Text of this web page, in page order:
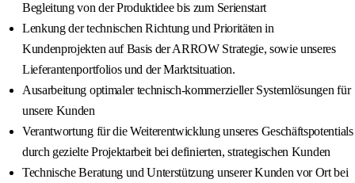
Begleitung von der Produktidee bis zum Serienstart
Lenkung der technischen Richtung und Prioritäten in
Kundenprojekten auf Basis der ARROW Strategie, sowie unseres
Lieferantenportfolios und der Marktsituation.
Ausarbeitung optimaler technisch-kommerzieller Systemlösungen für
unsere Kunden
Verantwortung für die Weiterentwicklung unseres Geschäftspotentials
durch gezielte Projektarbeit bei definierten, strategischen Kunden
Technische Beratung und Unterstützung unserer Kunden vor Ort bei